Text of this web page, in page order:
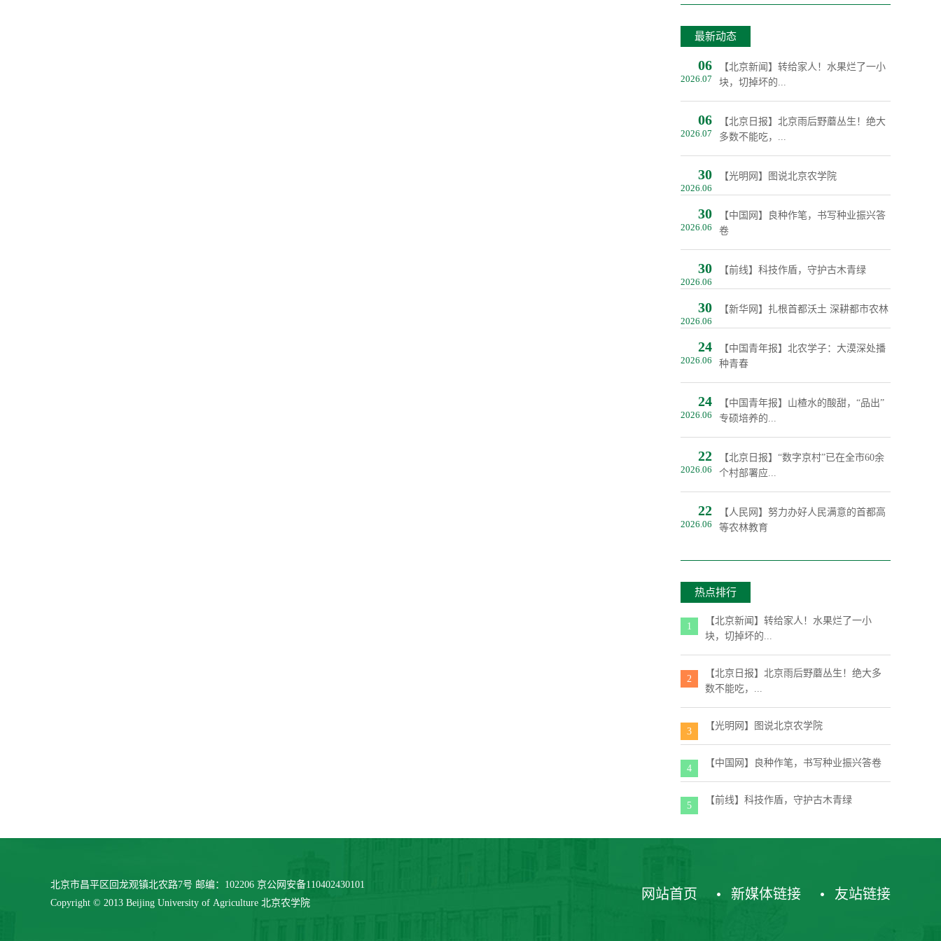
最新动态
06
2026.07
【北京新闻】转给家人！水果烂了一小
块，切掉坏的...
06
2026.07
【北京日报】北京雨后野蘑丛生！绝大
多数不能吃，...
30
2026.06
【光明网】图说北京农学院
30
2026.06
【中国网】良种作笔，书写种业振兴答
卷
30
2026.06
【前线】科技作盾，守护古木青绿
30
2026.06
【新华网】扎根首都沃土 深耕都市农林
24
2026.06
【中国青年报】北农学子：大漠深处播
种青春
24
2026.06
【中国青年报】山楂水的酸甜，“品出”
专硕培养的...
22
2026.06
【北京日报】“数字京村”已在全市60余
个村部署应...
22
2026.06
【人民网】努力办好人民满意的首都高
等农林教育
热点排行
1
【北京新闻】转给家人！水果烂了一小
块，切掉坏的...
2
【北京日报】北京雨后野蘑丛生！绝大多
数不能吃，...
3
【光明网】图说北京农学院
4
【中国网】良种作笔，书写种业振兴答卷
5
【前线】科技作盾，守护古木青绿
北京市昌平区回龙观镇北农路7号 邮编：102206 京公网安备110402430101
Copyright © 2013 Beijing University of Agriculture 北京农学院
网站首页 新媒体链接 友站链接